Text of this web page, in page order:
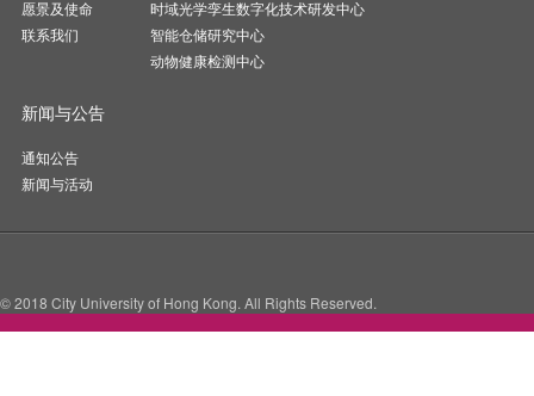
愿景及使命
联系我们
时域光学孪生数字化技术研发中心
智能仓储研究中心
动物健康检测中心
新闻与公告
通知公告
新闻与活动
© 2018 City University of Hong Kong. All Rights Reserved.